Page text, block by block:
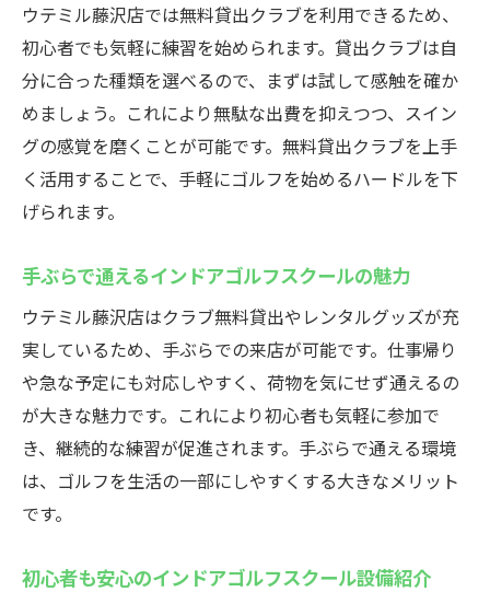
ウテミル藤沢店では無料貸出クラブを利用できるため、
初心者でも気軽に練習を始められます。貸出クラブは自
分に合った種類を選べるので、まずは試して感触を確か
めましょう。これにより無駄な出費を抑えつつ、スイン
グの感覚を磨くことが可能です。無料貸出クラブを上手
く活用することで、手軽にゴルフを始めるハードルを下
げられます。
手ぶらで通えるインドアゴルフスクールの魅力
ウテミル藤沢店はクラブ無料貸出やレンタルグッズが充
実しているため、手ぶらでの来店が可能です。仕事帰り
や急な予定にも対応しやすく、荷物を気にせず通えるの
が大きな魅力です。これにより初心者も気軽に参加で
き、継続的な練習が促進されます。手ぶらで通える環境
は、ゴルフを生活の一部にしやすくする大きなメリット
です。
初心者も安心のインドアゴルフスクール設備紹介